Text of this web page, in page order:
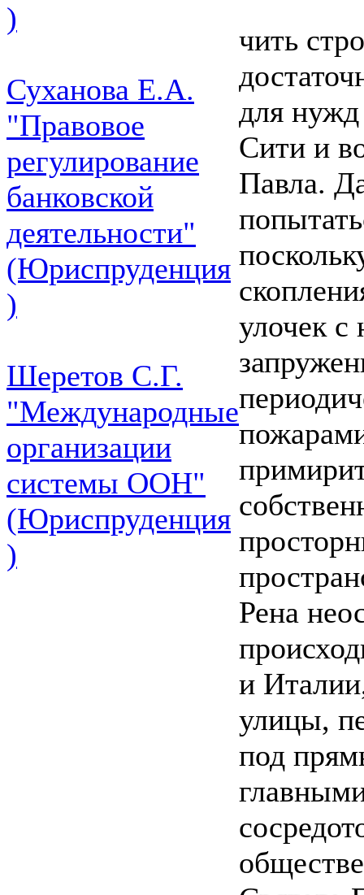
)
Суханова Е.А.
"Правовое
регулирование
банковской
деятельности"
(Юриспруденция
)
Шеретов С.Г.
"Международные
организации
системы ООН"
(Юриспруденция
)
чить
для нужд
Сити и
Павла.
улочек с
Рена
и
улицы,
под